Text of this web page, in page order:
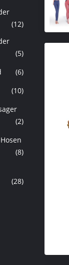
(12)
(5)
(6)
(10)
(2)
(8)
(28)